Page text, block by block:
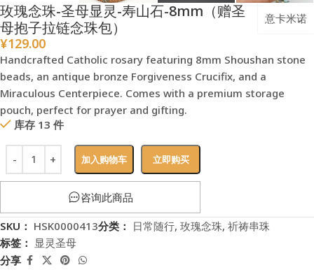
玫瑰念珠-圣母显灵-寿山石-8mm（赠圣
母抱子拉链念珠包）
意卡米诺
¥129.00
Handcrafted Catholic rosary featuring 8mm Shoushan stone
beads, an antique bronze Forgiveness Crucifix, and a
Miraculous Centerpiece. Comes with a premium storage
pouch, perfect for prayer and gifting.
库存 13 件
加入购物车 立即购买
咨询此商品
SKU： HSK0000413分类： 日常随行, 玫瑰念珠, 祈祷串珠
标签： 显灵圣母
分享